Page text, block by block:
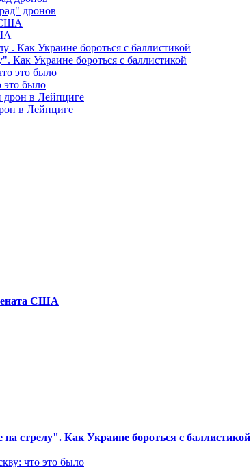
дронов
Как Украине бороться с баллистикой
это было
в Лейпциге
США
стрелу". Как Украине бороться с баллистикой
что это было